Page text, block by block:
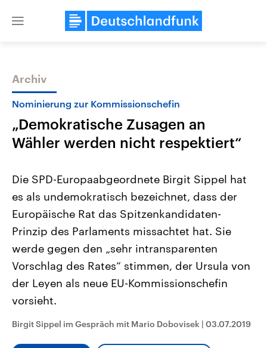
Close
Themen
Landtagswahl Sachsen-Anhalt
2026
Alle Informationen
Sachsen-Anhalt wählt am 6.
September 2026 einen neuen
Landtag. Seit 2021 wird das
Bundesland von einer Koalition aus
CDU, SPD und FDP regiert.-
Umfragen, Prognosen,
Wahlprogramme, aktuelle Berichte
und Hintergründe zu den Parteien
Wahl.
USA
Aktuelle Beiträge,
Hintergründe
Wirtschaftlich und
gehören die Vereinigten
den mächtigsten Ländern
mit großem Einfluss auf
Sendungen
Archiv
Nominierung zur Kommissionschefin
„Demokratische Zusagen an
Wähler werden nicht respektiert“
Die SPD-Europaabgeordnete Birgit Sippel hat
es als undemokratisch bezeichnet, dass der
Europäische Rat das Spitzenkandidaten-
Prinzip des Parlaments missachtet hat. Sie
werde gegen den „sehr intransparenten
Vorschlag des Rates“ stimmen, der Ursula von
der Leyen als neue EU-Kommissionschefin
vorsieht.
Birgit Sippel im Gespräch mit Mario Dobovisek | 03.07.2019